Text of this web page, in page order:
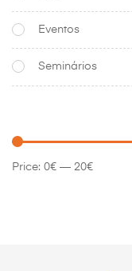
Eventos
Seminários
Price: 0€ — 20€